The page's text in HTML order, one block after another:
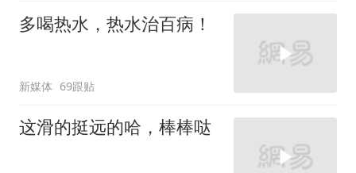
多喝热水，热水治百病！
新媒体 69跟贴
这滑的挺远的哈，棒棒哒